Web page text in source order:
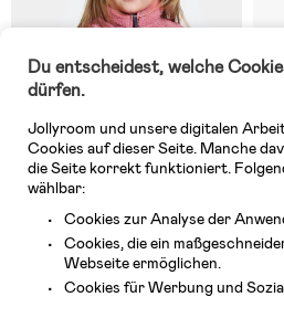
Auf Lager
Didriksons Gibbs Fleecejacke,
(9)
Du entscheidest, welche
dürfen.
Jollyroom und unsere digitalen
Cookies auf dieser Seite. Manche
die Seite korrekt funktioniert.
wählbar:
Cookies zur Analyse der
Cookies, die ein
Webseite ermöglichen.
Cookies für Werbung und